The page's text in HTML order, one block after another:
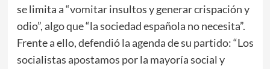
se limita a “vomitar insultos y generar crispación y
odio”, algo que “la sociedad española no necesita”.
Frente a ello, defendió la agenda de su partido: “Los
socialistas apostamos por la mayoría social y